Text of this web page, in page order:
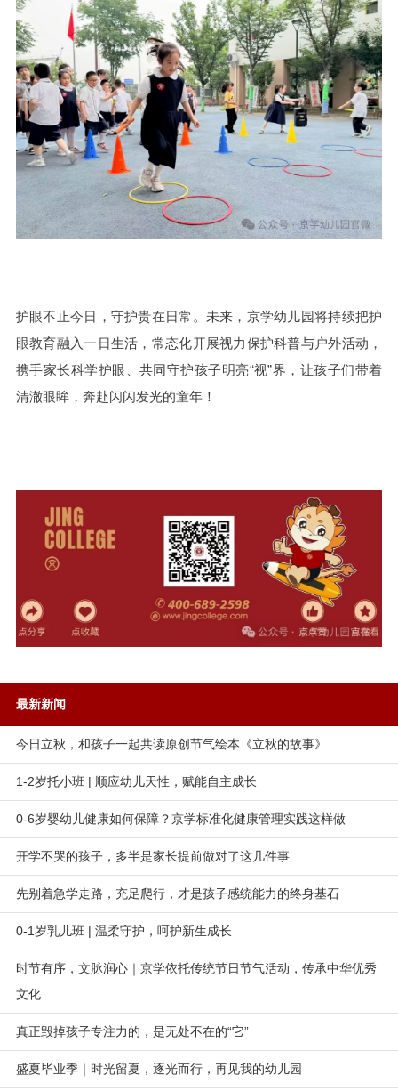
护眼不止今日，守护贵在日常。未来，京学幼儿园将持续把护
眼教育融入一日生活，常态化开展视力保护科普与户外活动，
携手家长科学护眼、共同守护孩子明亮“视”界，让孩子们带着
清澈眼眸，奔赴闪闪发光的童年！
最新新闻
今日立秋，和孩子一起共读原创节气绘本《立秋的故事》
1-2岁托小班 | 顺应幼儿天性，赋能自主成长
0-6岁婴幼儿健康如何保障？京学标准化健康管理实践这样做
开学不哭的孩子，多半是家长提前做对了这几件事
先别着急学走路，充足爬行，才是孩子感统能力的终身基石
0-1岁乳儿班 | 温柔守护，呵护新生成长
时节有序，文脉润心｜京学依托传统节日节气活动，传承中华优秀
文化
真正毁掉孩子专注力的，是无处不在的“它”
盛夏毕业季｜时光留夏，逐光而行，再见我的幼儿园